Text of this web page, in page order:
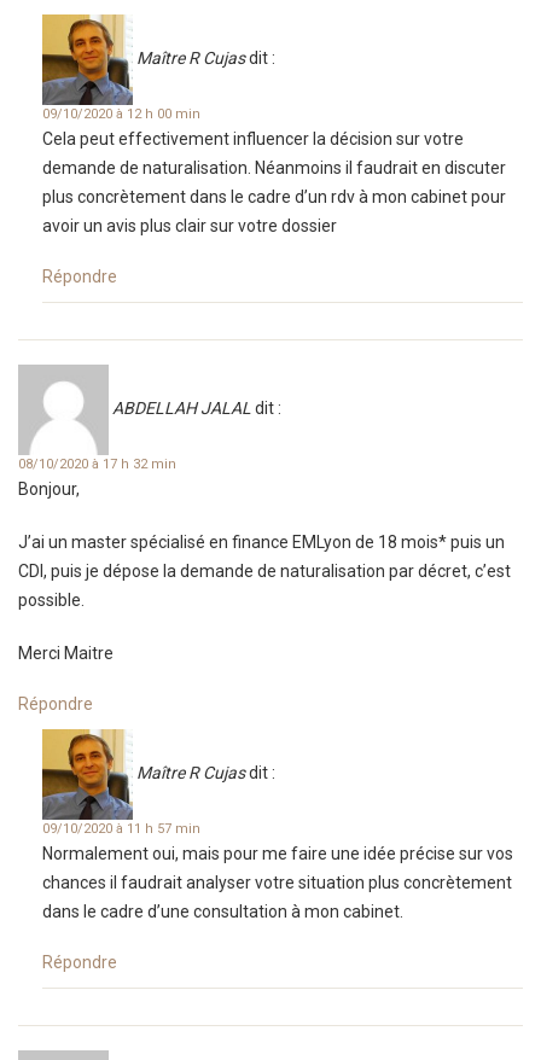
Maître R Cujasdit :
09/10/2020 à 12 h 00 min
Cela peut effectivement influencer la décision sur votre
demande de naturalisation. Néanmoins il faudrait en discuter
plus concrètement dans le cadre d’un rdv à mon cabinet pour
avoir un avis plus clair sur votre dossier
Répondre
ABDELLAH JALALdit :
08/10/2020 à 17 h 32 min
Bonjour,
J’ai un master spécialisé en finance EMLyon de 18 mois* puis un
CDI, puis je dépose la demande de naturalisation par décret, c’est
possible.
Merci Maitre
Répondre
Maître R Cujasdit :
09/10/2020 à 11 h 57 min
Normalement oui, mais pour me faire une idée précise sur vos
chances il faudrait analyser votre situation plus concrètement
dans le cadre d’une consultation à mon cabinet.
Répondre